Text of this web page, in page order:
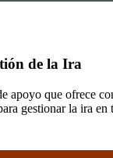
de la Ira
apoyo que ofrece
gestionar la ira en